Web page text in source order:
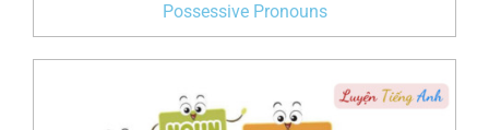
Possessive Pronouns